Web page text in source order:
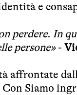
e
perdere. In
persone»-
affrontate
Siamo